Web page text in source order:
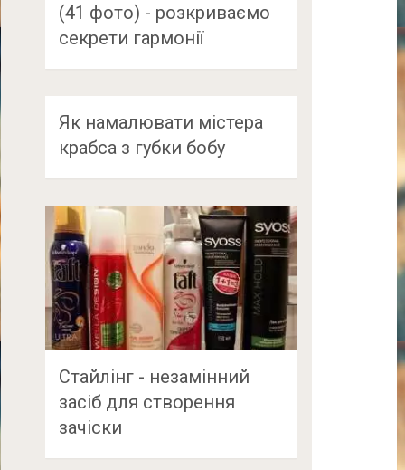
(41 фото) - розкриваємо
секрети гармонії
Як намалювати містера
крабса з губки бобу
Стайлінг - незамінний
засіб для створення
зачіски